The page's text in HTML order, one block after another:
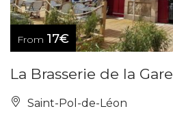
From 17€
La Brasserie de la Gare
Saint-Pol-de-Léon